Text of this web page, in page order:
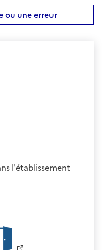
ou une erreur
l'établissement